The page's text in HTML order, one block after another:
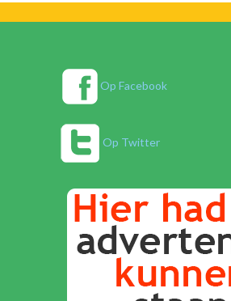
Op Facebook
Op Twitter